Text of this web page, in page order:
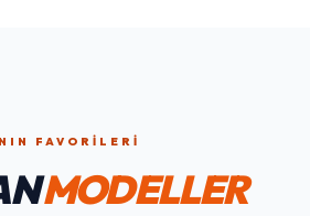
FAVORILERI
MODELLER